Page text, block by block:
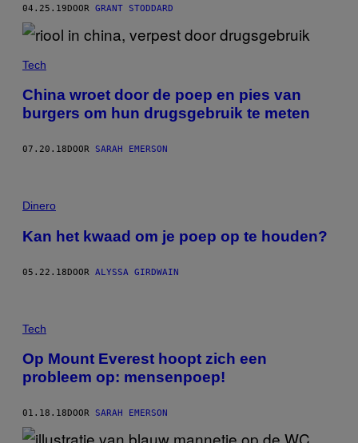
04.25.19DOOR GRANT STODDARD
Tech
China wroet door de poep en pies van
burgers om hun drugsgebruik te meten
07.20.18 DOOR SARAH EMERSON
Dinero
Kan het kwaad om je poep op te houden?
05.22.18DOOR ALYSSA GIRDWAIN
Tech
Op Mount Everest hoopt zich een
probleem op: mensenpoep!
01.18.18 DOOR SARAH EMERSON